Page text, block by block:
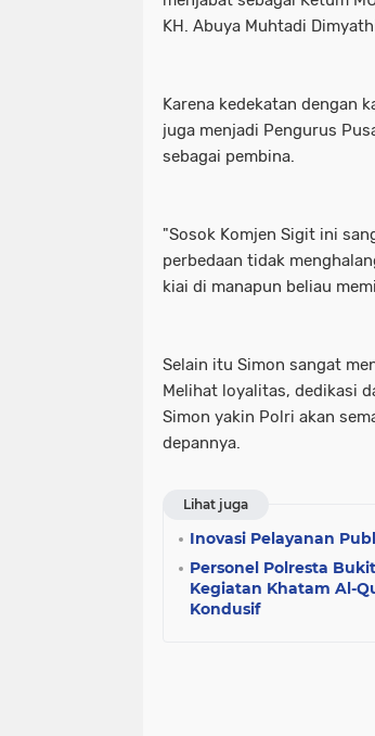
KH. Abuya Muhtadi
Karena kedekatan dengan
juga menjadi Pengurus
sebagai pembina.
"Sosok Komjen Sigit ini
perbedaan tidak
kiai di manapun beliau
Selain itu Simon sangat
Melihat loyalitas, dedikasi
Simon yakin Polri akan
depannya.
Lihat juga
Inovasi Pelayanan
Personel Polresta
Kegiatan Khatam Al-
Kondusif